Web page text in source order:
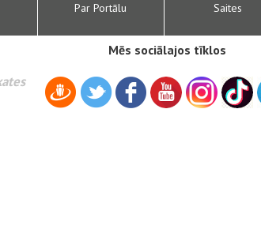
Par Portālu Saites
Mēs sociālajos tīklos